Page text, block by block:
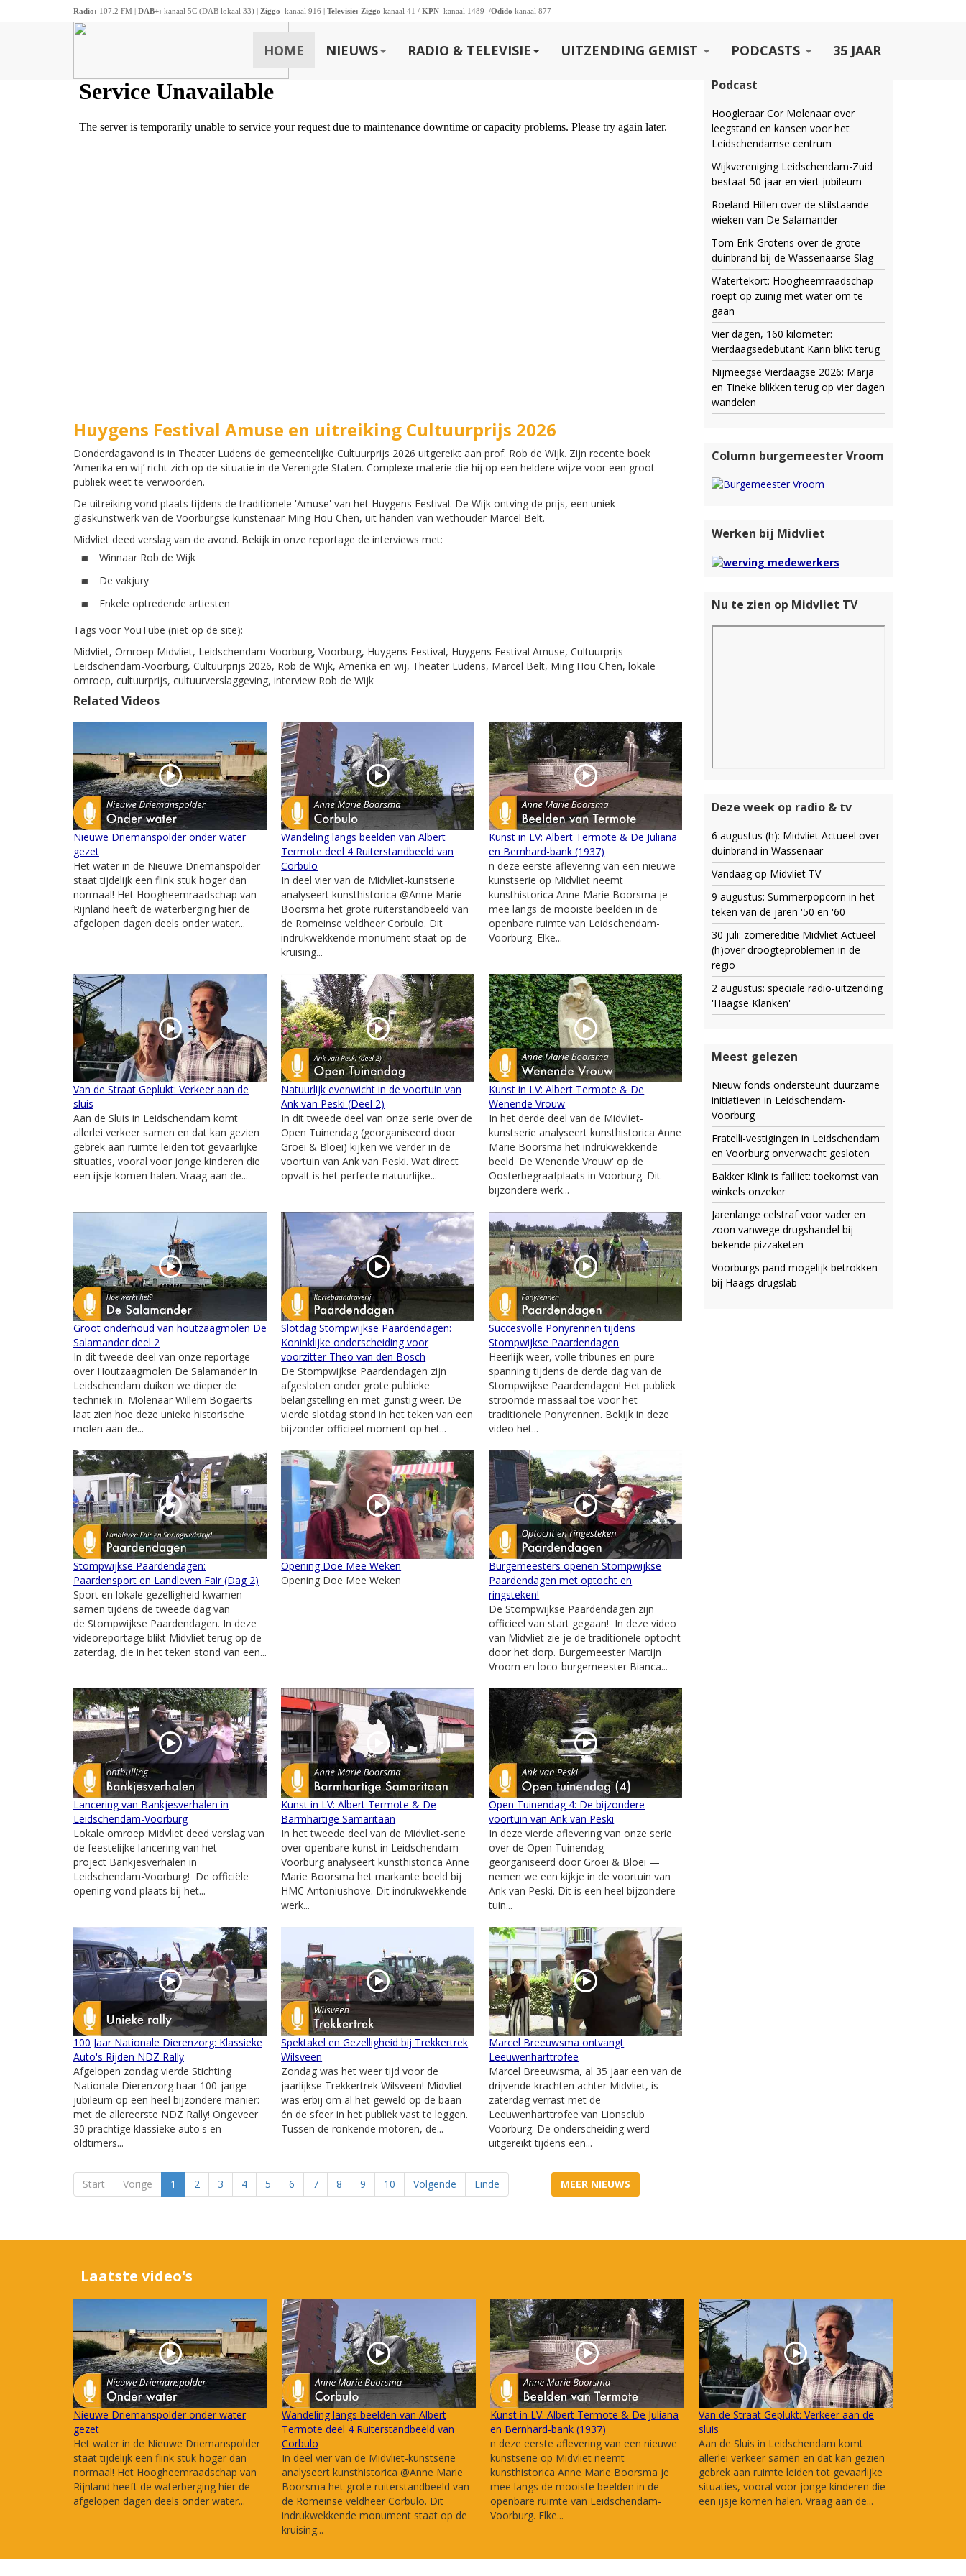
Radio: 107.2 FM | DAB+: kanaal 5C (DAB lokaal 33) | Ziggo kanaal 916 | Televisie: Ziggo kanaal 41 / KPN kanaal 1489 /Odido kanaal 877
HOME NIEUWS RADIO & TELEVISIE UITZENDING GEMIST PODCASTS 35 JAAR
Huygens Festival Amuse en uitreiking Cultuurprijs 2026
Donderdagavond is in Theater Ludens de gemeentelijke Cultuurprijs 2026 uitgereikt aan prof. Rob de Wijk. Zijn recente boek
’Amerika en wij’ richt zich op de situatie in de Verenigde Staten. Complexe materie die hij op een heldere wijze voor een groot
publiek weet te verwoorden.
De uitreiking vond plaats tijdens de traditionele 'Amuse' van het Huygens Festival. De Wijk ontving de prijs, een uniek
glaskunstwerk van de Voorburgse kunstenaar Ming Hou Chen, uit handen van wethouder Marcel Belt.
Midvliet deed verslag van de avond. Bekijk in onze reportage de interviews met:
Winnaar Rob de Wijk
De vakjury
Enkele optredende artiesten
Tags voor YouTube (niet op de site):
Midvliet, Omroep Midvliet, Leidschendam-Voorburg, Voorburg, Huygens Festival, Huygens Festival Amuse, Cultuurprijs
Leidschendam-Voorburg, Cultuurprijs 2026, Rob de Wijk, Amerika en wij, Theater Ludens, Marcel Belt, Ming Hou Chen, lokale
omroep, cultuurprijs, cultuurverslaggeving, interview Rob de Wijk
Related Videos
Nieuwe Driemanspolder onder water
gezet
Het water in de Nieuwe Driemanspolder
staat tijdelijk een flink stuk hoger dan
normaal! Het Hoogheemraadschap van
Rijnland heeft de waterberging hier de
afgelopen dagen deels onder water...
Wandeling langs beelden van Albert
Termote deel 4 Ruiterstandbeeld van
Corbulo
In deel vier van de Midvliet-kunstserie
analyseert kunsthistorica @Anne Marie
Boorsma het grote ruiterstandbeeld van
de Romeinse veldheer Corbulo. Dit
indrukwekkende monument staat op de
kruising...
Kunst in LV: Albert Termote & De Juliana
en Bernhard-bank (1937)
n deze eerste aflevering van een nieuwe
kunstserie op Midvliet neemt
kunsthistorica Anne Marie Boorsma je
mee langs de mooiste beelden in de
openbare ruimte van Leidschendam-
Voorburg. Elke...
Van de Straat Geplukt: Verkeer aan de
sluis
Aan de Sluis in Leidschendam komt
allerlei verkeer samen en dat kan gezien
gebrek aan ruimte leiden tot gevaarlijke
situaties, vooral voor jonge kinderen die
een ijsje komen halen. Vraag aan de...
Natuurlijk evenwicht in de voortuin van
Ank van Peski (Deel 2)
In dit tweede deel van onze serie over de
Open Tuinendag (georganiseerd door
Groei & Bloei) kijken we verder in de
voortuin van Ank van Peski. Wat direct
opvalt is het perfecte natuurlijke...
Kunst in LV: Albert Termote & De
Wenende Vrouw
In het derde deel van de Midvliet-
kunstserie analyseert kunsthistorica Anne
Marie Boorsma het indrukwekkende
beeld 'De Wenende Vrouw' op de
Oosterbegraafplaats in Voorburg. Dit
bijzondere werk...
Groot onderhoud van houtzaagmolen De
Salamander deel 2
In dit tweede deel van onze reportage
over Houtzaagmolen De Salamander in
Leidschendam duiken we dieper de
techniek in. Molenaar Willem Bogaerts
laat zien hoe deze unieke historische
molen aan de...
Slotdag Stompwijkse Paardendagen:
Koninklijke onderscheiding voor
voorzitter Theo van den Bosch
De Stompwijkse Paardendagen zijn
afgesloten onder grote publieke
belangstelling en met gunstig weer. De
vierde slotdag stond in het teken van een
bijzonder officieel moment op het...
Succesvolle Ponyrennen tijdens
Stompwijkse Paardendagen
Heerlijk weer, volle tribunes en pure
spanning tijdens de derde dag van de
Stompwijkse Paardendagen! Het publiek
stroomde massaal toe voor het
traditionele Ponyrennen. Bekijk in deze
video het...
Stompwijkse Paardendagen:
Paardensport en Landleven Fair (Dag 2)
Sport en lokale gezelligheid kwamen
samen tijdens de tweede dag van
de Stompwijkse Paardendagen. In deze
videoreportage blikt Midvliet terug op de
zaterdag, die in het teken stond van een...
Opening Doe Mee Weken
Opening Doe Mee Weken
Burgemeesters openen Stompwijkse
Paardendagen met optocht en
ringsteken!
De Stompwijkse Paardendagen zijn
officieel van start gegaan! In deze video
van Midvliet zie je de traditionele optocht
door het dorp. Burgemeester Martijn
Vroom en loco-burgemeester Bianca...
Lancering van Bankjesverhalen in
Leidschendam-Voorburg
Lokale omroep Midvliet deed verslag van
de feestelijke lancering van het
project Bankjesverhalen in
Leidschendam-Voorburg! De officiële
opening vond plaats bij het...
Kunst in LV: Albert Termote & De
Barmhartige Samaritaan
In het tweede deel van de Midvliet-serie
over openbare kunst in Leidschendam-
Voorburg analyseert kunsthistorica Anne
Marie Boorsma het markante beeld bij
HMC Antoniushove. Dit indrukwekkende
werk...
Open Tuinendag 4: De bijzondere
voortuin van Ank van Peski
In deze vierde aflevering van onze serie
over de Open Tuinendag —
georganiseerd door Groei & Bloei —
nemen we een kijkje in de voortuin van
Ank van Peski. Dit is een heel bijzondere
tuin...
100 Jaar Nationale Dierenzorg: Klassieke
Auto's Rijden NDZ Rally
Afgelopen zondag vierde Stichting
Nationale Dierenzorg haar 100-jarige
jubileum op een heel bijzondere manier:
met de allereerste NDZ Rally! Ongeveer
30 prachtige klassieke auto's en
oldtimers...
Spektakel en Gezelligheid bij Trekkertrek
Wilsveen
Zondag was het weer tijd voor de
jaarlijkse Trekkertrek Wilsveen! Midvliet
was erbij om al het geweld op de baan
én de sfeer in het publiek vast te leggen.
Tussen de ronkende motoren, de...
Marcel Breeuwsma ontvangt
Leeuwenharttrofee
Marcel Breeuwsma, al 35 jaar een van de
drijvende krachten achter Midvliet, is
zaterdag verrast met de
Leeuwenharttrofee van Lionsclub
Voorburg. De onderscheiding werd
uitgereikt tijdens een...
Start Vorige 1 2 3 4 5 6 7 8 9 10 Volgende Einde MEER NIEUWS
Podcast
Hoogleraar Cor Molenaar over
leegstand en kansen voor het
Leidschendamse centrum
Wijkvereniging Leidschendam-Zuid
bestaat 50 jaar en viert jubileum
Roeland Hillen over de stilstaande
wieken van De Salamander
Tom Erik-Grotens over de grote
duinbrand bij de Wassenaarse Slag
Watertekort: Hoogheemraadschap
roept op zuinig met water om te
gaan
Vier dagen, 160 kilometer:
Vierdaagsedebutant Karin blikt terug
Nijmeegse Vierdaagse 2026: Marja
en Tineke blikken terug op vier dagen
wandelen
Column burgemeester Vroom
Werken bij Midvliet
Nu te zien op Midvliet TV
Deze week op radio & tv
6 augustus (h): Midvliet Actueel over
duinbrand in Wassenaar
Vandaag op Midvliet TV
9 augustus: Summerpopcorn in het
teken van de jaren '50 en '60
30 juli: zomereditie Midvliet Actueel
(h)over droogteproblemen in de
regio
2 augustus: speciale radio-uitzending
'Haagse Klanken'
Meest gelezen
Nieuw fonds ondersteunt duurzame
initiatieven in Leidschendam-
Voorburg
Fratelli-vestigingen in Leidschendam
en Voorburg onverwacht gesloten
Bakker Klink is failliet: toekomst van
winkels onzeker
Jarenlange celstraf voor vader en
zoon vanwege drugshandel bij
bekende pizzaketen
Voorburgs pand mogelijk betrokken
bij Haags drugslab
Laatste video's
Nieuwe Driemanspolder onder water
gezet
Het water in de Nieuwe Driemanspolder
staat tijdelijk een flink stuk hoger dan
normaal! Het Hoogheemraadschap van
Rijnland heeft de waterberging hier de
afgelopen dagen deels onder water...
Wandeling langs beelden van Albert
Termote deel 4 Ruiterstandbeeld van
Corbulo
In deel vier van de Midvliet-kunstserie
analyseert kunsthistorica @Anne Marie
Boorsma het grote ruiterstandbeeld van
de Romeinse veldheer Corbulo. Dit
indrukwekkende monument staat op de
kruising...
Kunst in LV: Albert Termote & De Juliana
en Bernhard-bank (1937)
n deze eerste aflevering van een nieuwe
kunstserie op Midvliet neemt
kunsthistorica Anne Marie Boorsma je
mee langs de mooiste beelden in de
openbare ruimte van Leidschendam-
Voorburg. Elke...
Van de Straat Geplukt: Verkeer aan de
sluis
Aan de Sluis in Leidschendam komt
allerlei verkeer samen en dat kan gezien
gebrek aan ruimte leiden tot gevaarlijke
situaties, vooral voor jonge kinderen die
een ijsje komen halen. Vraag aan de...